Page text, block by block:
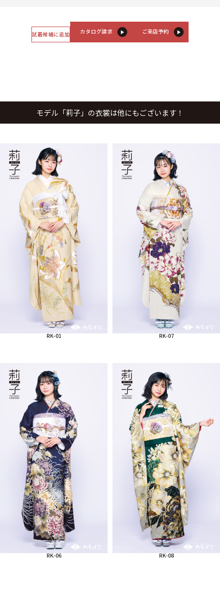
試着候補に追加 カタログ請求 ご来店予約
モデル「莉子」の衣裳は他にもございます！
RK-01 RK-07
RK-06 RK-08